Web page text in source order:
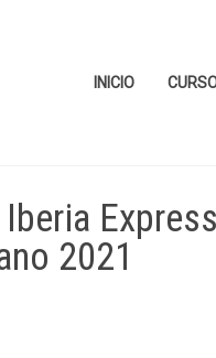
INICIO
2021